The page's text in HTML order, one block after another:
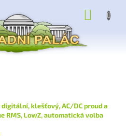
klešťový, AC/DC proud a
RMS, LowZ, automatická volba